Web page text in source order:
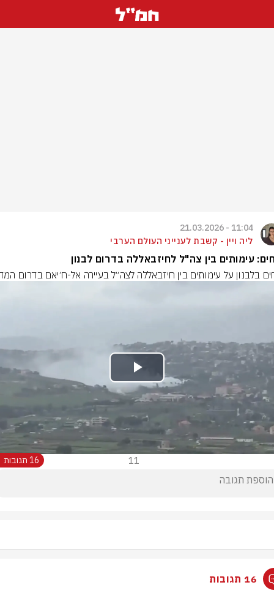
11:04 - 21.03.2026
ליה ויין - קשבת לענייני העולם הערבי
עימותים בין צה"ל לחיזבאללה בדרום לבנון
בלבנון על עימותים בין חיזבאללה לצה״ל בעיירה אל-ח׳יאם בדרום
Play
Video
11 16 תגובות
16 תגובות